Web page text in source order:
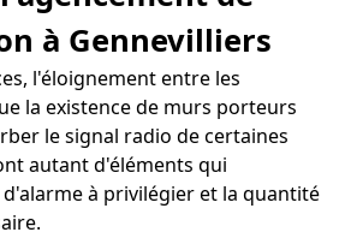
à Gennevilliers
l'éloignement entre les
la existence de murs porteurs
le signal radio de certaines
autant d'éléments qui
à privilégier et la quantité